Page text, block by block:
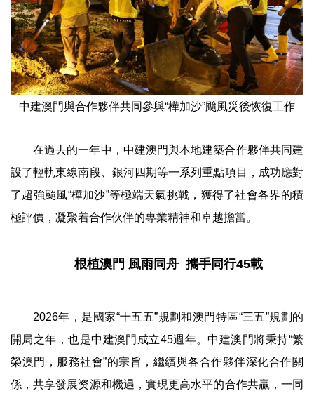
中建澳門與合作夥伴共同參與“樺加沙”颱風災後恢復工作
在過去的一年中，中建澳門與本地建築合作夥伴共同建
設了輕軌東線南段、銀河四期等一系列重點項目，成功應對
了超強颱風“樺加沙”等極端天氣挑戰，獲得了社會各界的積
極評價，凝聚着合作伙伴的專業精神和卓越擔當。
根植澳門 風雨同舟 攜手同行45載
2026年，是國家“十五五”規劃和澳門特區“三五”規劃的
開局之年，也是中建澳門成立45週年。中建澳門將秉持“繁
榮澳門，服務社會”的宗旨，繼續與各合作夥伴深化合作關
係，共享發展资源和機遇，實現更高水平的合作共贏，一同